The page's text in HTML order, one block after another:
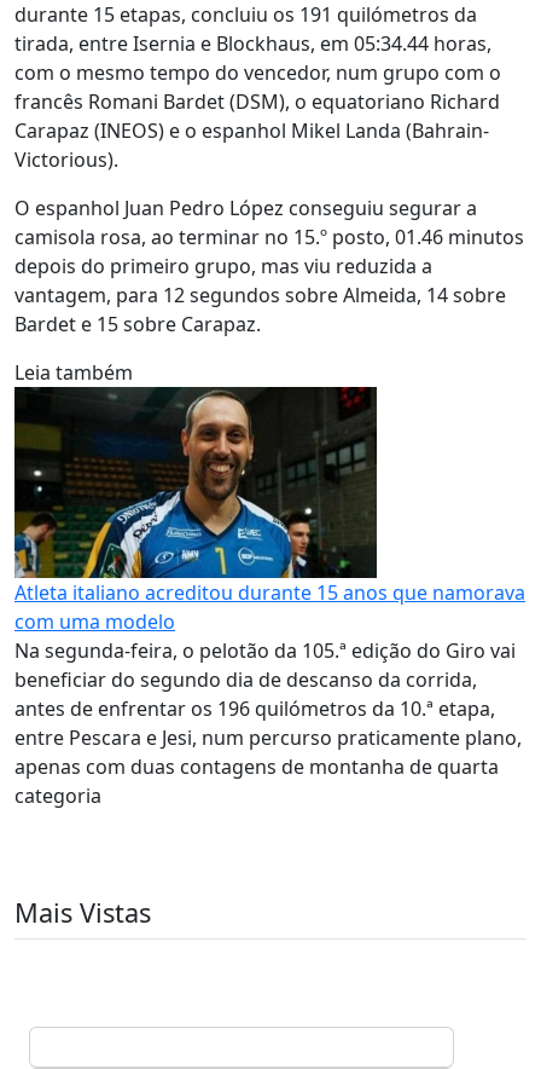
durante 15 etapas, concluiu os 191 quilómetros da
tirada, entre Isernia e Blockhaus, em 05:34.44 horas,
com o mesmo tempo do vencedor, num grupo com o
francês Romani Bardet (DSM), o equatoriano Richard
Carapaz (INEOS) e o espanhol Mikel Landa (Bahrain-
Victorious).
O espanhol Juan Pedro López conseguiu segurar a
camisola rosa, ao terminar no 15.º posto, 01.46 minutos
depois do primeiro grupo, mas viu reduzida a
vantagem, para 12 segundos sobre Almeida, 14 sobre
Bardet e 15 sobre Carapaz.
Leia também
Atleta italiano acreditou durante 15 anos que namorava
com uma modelo
Na segunda-feira, o pelotão da 105.ª edição do Giro vai
beneficiar do segundo dia de descanso da corrida,
antes de enfrentar os 196 quilómetros da 10.ª etapa,
entre Pescara e Jesi, num percurso praticamente plano,
apenas com duas contagens de montanha de quarta
categoria
Mais Vistas